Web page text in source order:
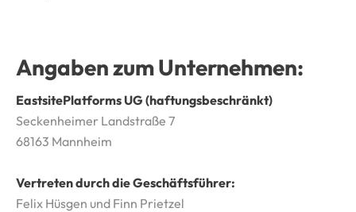
Angaben zum Unternehmen:
EastsitePlatforms UG (haftungsbeschränkt)
Seckenheimer Landstraße 7
68163 Mannheim
Vertreten durch die Geschäftsführer:
Felix Hüsgen und Finn Prietzel